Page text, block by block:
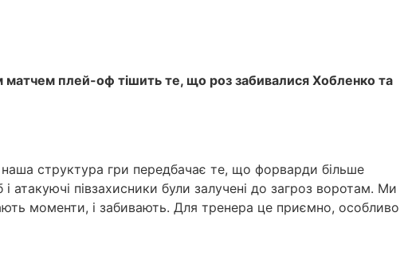
плей-оф тішить те, що роз забивалися Хобленко та
структура гри передбачає те, що форварди більше
атакуючі півзахисники були залучені до загроз воротам. Ми
моменти, і забивають. Для тренера це приємно, особливо